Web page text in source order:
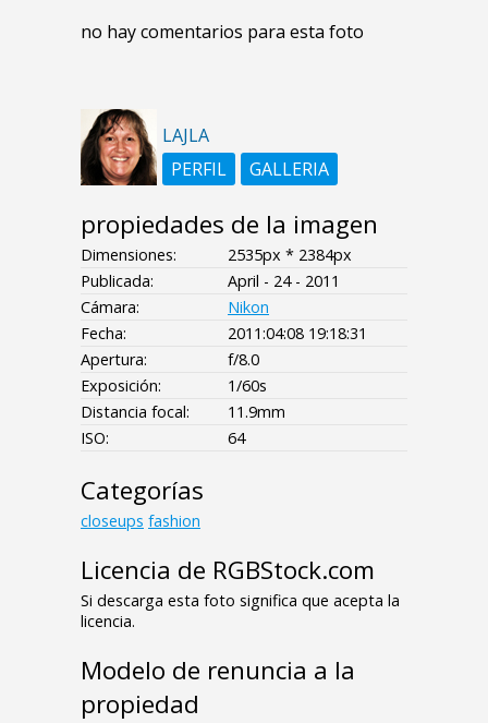
no hay comentarios para esta foto
LAJLA
PERFIL
GALLERIA
propiedades de la imagen
Dimensiones:
2535px * 2384px
Publicada:
April - 24 - 2011
Cámara:
Nikon
Fecha:
2011:04:08 19:18:31
Apertura:
f/8.0
Exposición:
1/60s
Distancia focal:
11.9mm
ISO:
64
Categorías
closeups fashion
Licencia de RGBStock.com
Si descarga esta foto significa que acepta la
licencia.
Modelo de renuncia a la
propiedad